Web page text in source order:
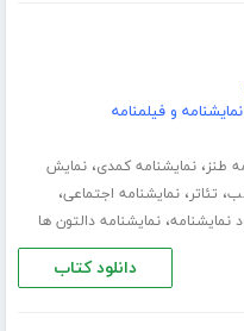
و فیلمنامه
طنز،نمایشنامه کمدی،نمایش
، تئاتر،نمایشنامه اجتماعی،
نمایشنامه،نمایشنامه دالتون ها
دانلود کتاب